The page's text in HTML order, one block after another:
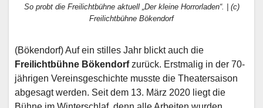
So probt die Freilichtbühne aktuell „Der kleine Horrorladen“. | (c)
Freilichtbühne Bökendorf
(Bökendorf) Auf ein stilles Jahr blickt auch die
Freilichtbühne Bökendorfzurück. Erstmalig in der 70-
jährigen Vereinsgeschichte musste die Theatersaison
abgesagt werden. Seit dem 13. März 2020 liegt die